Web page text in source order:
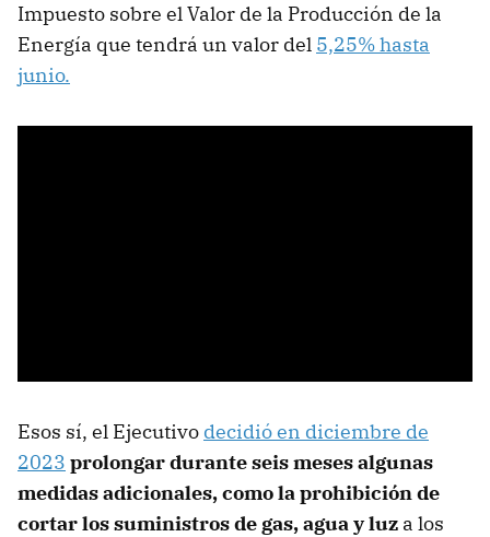
Impuesto sobre el Valor de la Producción de la
Energía que tendrá un valor del 5,25% hasta
junio.
Esos sí, el Ejecutivo decidió en diciembre de
2023 prolongar durante seis meses algunas
medidas adicionales, como la prohibición de
cortar los suministros de gas, agua y luz a los